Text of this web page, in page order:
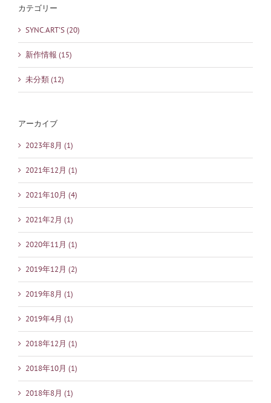
カテゴリー
SYNC.ART'S (20)
新作情報 (15)
未分類 (12)
アーカイブ
2023年8月 (1)
2021年12月 (1)
2021年10月 (4)
2021年2月 (1)
2020年11月 (1)
2019年12月 (2)
2019年8月 (1)
2019年4月 (1)
2018年12月 (1)
2018年10月 (1)
2018年8月 (1)